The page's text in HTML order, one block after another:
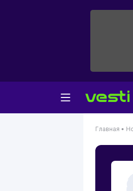
Главная •